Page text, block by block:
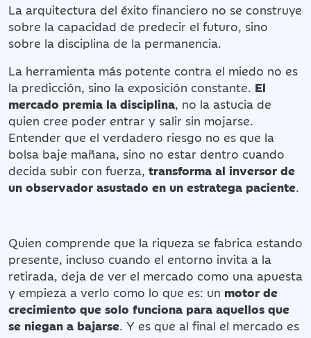
La arquitectura del éxito financiero no se construye
sobre la capacidad de predecir el futuro, sino
sobre la disciplina de la permanencia.
La herramienta más potente contra el miedo no es
la predicción, sino la exposición constante. El
mercado premia la disciplina, no la astucia de
quien cree poder entrar y salir sin mojarse.
Entender que el verdadero riesgo no es que la
bolsa baje mañana, sino no estar dentro cuando
decida subir con fuerza, transforma al inversor de
un observador asustado en un estratega paciente.
Quien comprende que la riqueza se fabrica estando
presente, incluso cuando el entorno invita a la
retirada, deja de ver el mercado como una apuesta
y empieza a verlo como lo que es: un motor de
crecimiento que solo funciona para aquellos que
se niegan a bajarse. Y es que al final el mercado es